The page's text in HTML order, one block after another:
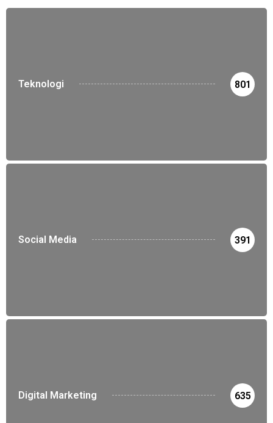
Teknologi 801
Social Media 391
Digital Marketing 635